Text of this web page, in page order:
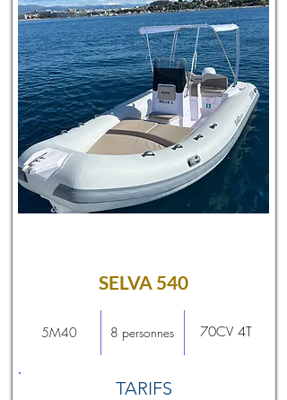
SELVA 540
5M40 8 personnes 70CV 4T
TARIFS